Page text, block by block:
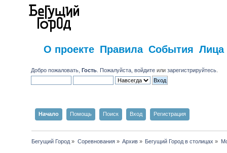
О проекте Правила События Лица
Добро пожаловать,Гость . Пожалуйста,войдите илизарегистрируйтесь
Начало Помощь Поиск Вход Регистрация
Бегущий Город » Соревнования» Архив » Бегущий Город в столицах »